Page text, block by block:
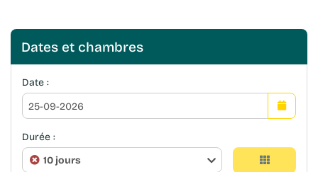
Dates et chambres
Date :
Durée :
10 jours